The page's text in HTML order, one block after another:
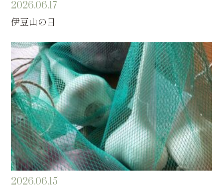
2026.06.17
伊豆山の日
2026.06.15